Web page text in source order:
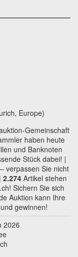
Europe)
Gemeinschaft
haben heute
und Banknoten
Stück dabei! |
verpassen Sie nicht
2.274 Artikel stehen
Sichern Sie sich
Auktion kann Ihre
gewinnen!
2026